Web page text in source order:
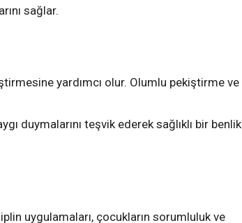
sağlar.
yardımcı olur. Olumlu pekiştirme ve
duymalarını teşvik ederek sağlıklı bir benlik
uygulamaları, çocukların sorumluluk ve